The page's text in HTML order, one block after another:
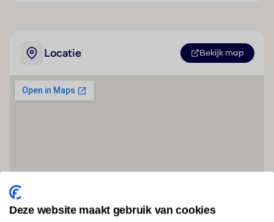
Locatie Bekijk map
Deze website maakt gebruik van cookies